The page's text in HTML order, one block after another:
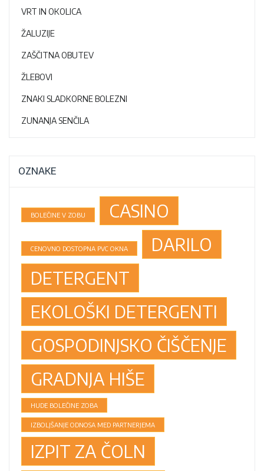
VRT IN OKOLICA
ŽALUZIJE
ZAŠČITNA OBUTEV
ŽLEBOVI
ZNAKI SLADKORNE BOLEZNI
ZUNANJA SENČILA
OZNAKE
BOLEČINE V ZOBU CASINO
CENOVNO DOSTOPNA PVC OKNA
DARILO
DETERGENT
EKOLOŠKI DETERGENTI
GOSPODINJSKO ČIŠČENJE
GRADNJA HIŠE
HUDE BOLEČINE ZOBA
IZBOLJŠANJE ODNOSA MED PARTNERJEMA
IZPIT ZA ČOLN